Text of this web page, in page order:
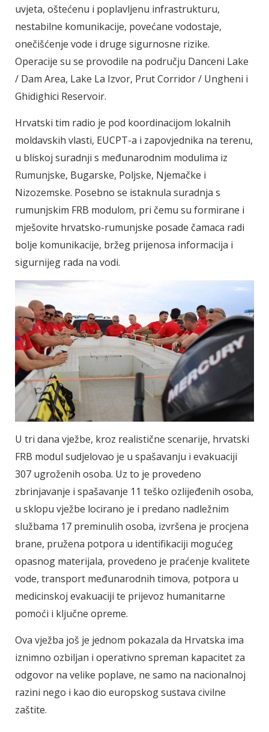
uvjeta, oštećenu i poplavljenu infrastrukturu,
nestabilne komunikacije, povećane vodostaje,
onečišćenje vode i druge sigurnosne rizike.
Operacije su se provodile na području Danceni Lake
/ Dam Area, Lake La Izvor, Prut Corridor / Ungheni i
Ghidighici Reservoir.
Hrvatski tim radio je pod koordinacijom lokalnih
moldavskih vlasti, EUCPT-a i zapovjednika na terenu,
u bliskoj suradnji s međunarodnim modulima iz
Rumunjske, Bugarske, Poljske, Njemačke i
Nizozemske. Posebno se istaknula suradnja s
rumunjskim FRB modulom, pri čemu su formirane i
mješovite hrvatsko-rumunjske posade čamaca radi
bolje komunikacije, bržeg prijenosa informacija i
sigurnijeg rada na vodi.
U tri dana vježbe, kroz realistične scenarije, hrvatski
FRB modul sudjelovao je u spašavanju i evakuaciji
307 ugroženih osoba. Uz to je provedeno
zbrinjavanje i spašavanje 11 teško ozlijeđenih osoba,
u sklopu vježbe locirano je i predano nadležnim
službama 17 preminulih osoba, izvršena je procjena
brane, pružena potpora u identifikaciji mogućeg
opasnog materijala, provedeno je praćenje kvalitete
vode, transport međunarodnih timova, potpora u
medicinskoj evakuaciji te prijevoz humanitarne
pomoći i ključne opreme.
Ova vježba još je jednom pokazala da Hrvatska ima
iznimno ozbiljan i operativno spreman kapacitet za
odgovor na velike poplave, ne samo na nacionalnoj
razini nego i kao dio europskog sustava civilne
zaštite.